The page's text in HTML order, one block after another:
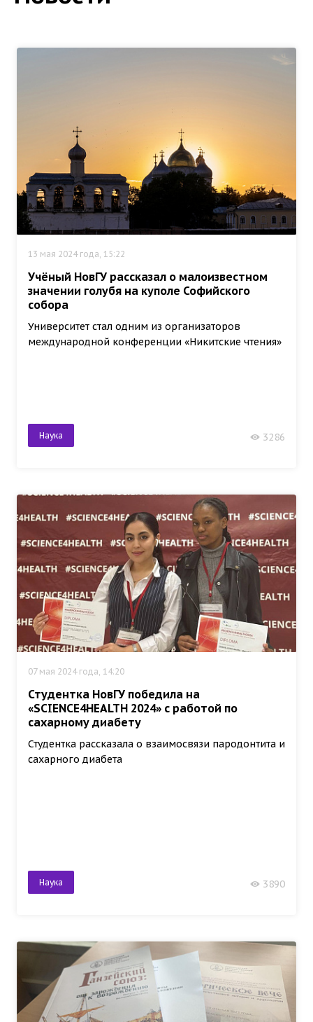
13 мая 2024 года, 15:22
Учёный НовГУ рассказал о малоизвестном
значении голубя на куполе Софийского
собора
Университет стал одним из организаторов
международной конференции «Никитские чтения»
Наука 3286
07 мая 2024 года, 14:20
Студентка НовГУ победила на
«SCIENCE4HEALTH 2024» с работой по
сахарному диабету
Студентка рассказала о взаимосвязи пародонтита и
сахарного диабета
Наука 3890